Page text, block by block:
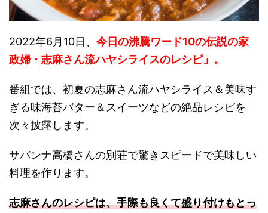
2022年6月10日、 今日の沸騰ワード10の伝説の家
政婦・志麻さん流ハヤシライスのレシピ」。
番組では、初夏の志麻さん流ハヤシライス＆美味す
ぎる味海苔バター＆スイーツなどの絶品レシピを
次々披露します。
サバンナ高橋さんの別荘で驚きスピードで美味しい
料理を作ります。
志麻さんのレシピは、手際も良くて盛り付けもとっ